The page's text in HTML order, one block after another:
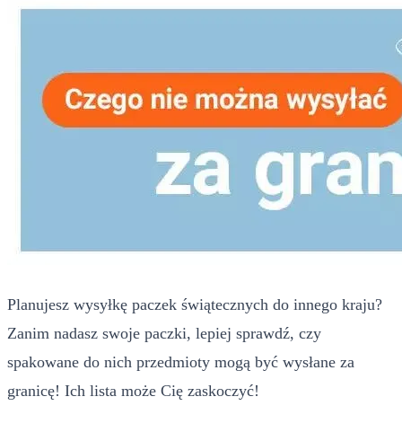
Planujesz wysyłkę paczek świątecznych do innego kraju?
Zanim nadasz swoje paczki, lepiej sprawdź, czy
spakowane do nich przedmioty mogą być wysłane za
granicę! Ich lista może Cię zaskoczyć!